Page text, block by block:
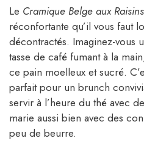
Le Cramique Belge aux Raisins
réconfortante qu’il vous faut
décontractés. Imaginez-vous
tasse de café fumant à la
ce pain moelleux et sucré.
parfait pour un brunch
servir à l’heure du thé avec
marie aussi bien avec des
peu de beurre.